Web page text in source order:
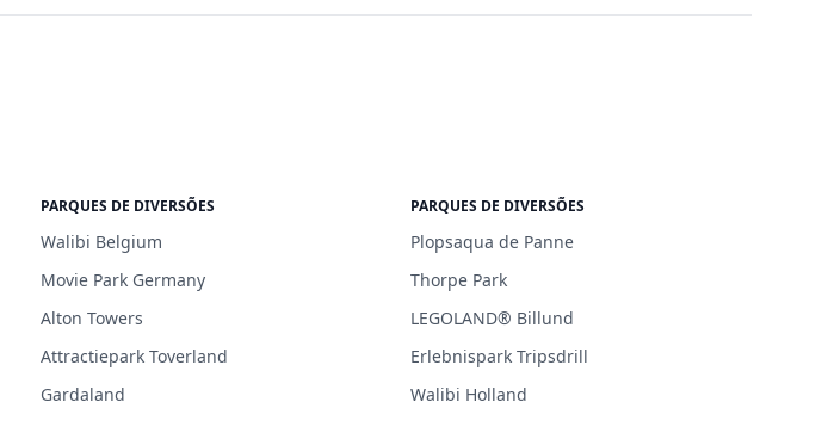
PARQUES DE DIVERSÕES
Walibi Belgium
Movie Park Germany
Alton Towers
Attractiepark Toverland
Gardaland
PARQUES DE DIVERSÕES
Plopsaqua de Panne
Thorpe Park
LEGOLAND® Billund
Erlebnispark Tripsdrill
Walibi Holland